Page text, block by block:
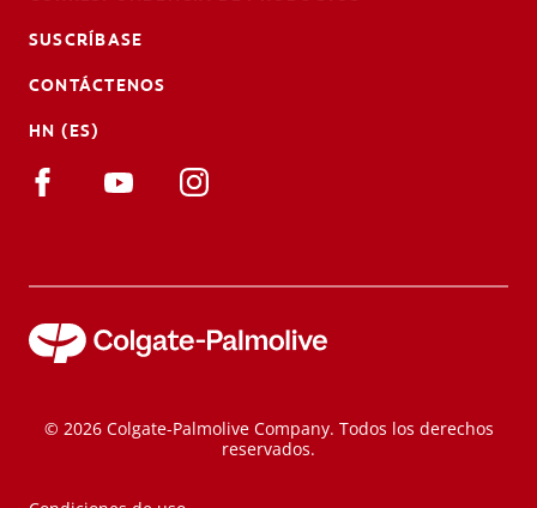
SUSCRÍBASE
CONTÁCTENOS
HN (ES)
© 2026 Colgate-Palmolive Company. Todos los derechos
reservados.